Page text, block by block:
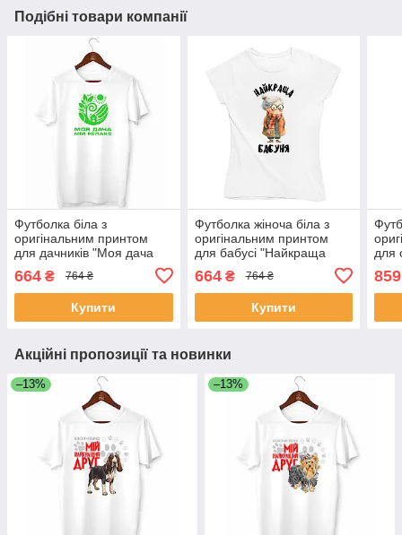
Подібні товари компанії
Футболка біла з
оригінальним принтом
для дачників "Моя дача
664 ₴ 764 ₴
Купити
Футболка жіноча біла з
оригінальним принтом
для бабусі "Найкраща
664₴ 764 ₴
Купити
для
859
Акційні пропозиції та новинки
–13% –13%